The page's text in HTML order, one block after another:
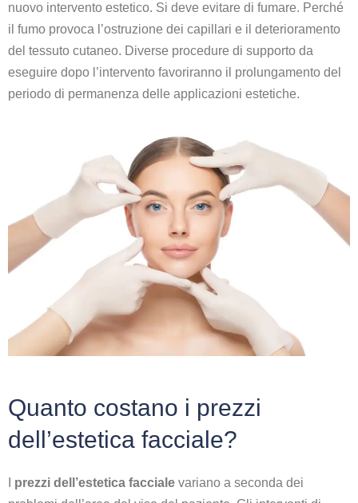
nuovo intervento estetico. Si deve evitare di fumare. Perché
il fumo provoca l’ostruzione dei capillari e il deterioramento
del tessuto cutaneo. Diverse procedure di supporto da
eseguire dopo l’intervento favoriranno il prolungamento del
periodo di permanenza delle applicazioni estetiche.
Quanto costano i prezzi
dell’estetica facciale?
prezzi dell’estetica facciale variano a seconda dei